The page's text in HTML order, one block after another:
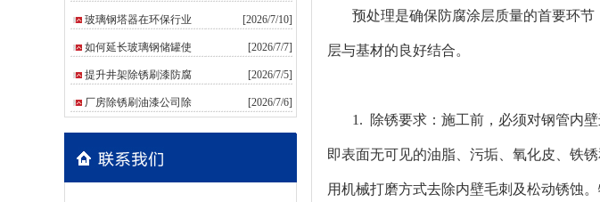
玻璃钢塔器在环保行业 [2026/7/10]
如何延长玻璃钢储罐使 [2026/7/7]
提升井架除锈刷漆防腐 [2026/7/5]
厂房除锈刷油漆公司除 [2026/7/6]
预处理是确保防腐涂层质量的首要环
层与基材的良好结合。
1. 除锈要求：施工前，必须对钢管内
即表面无可见的油脂、污垢、氧化皮、铁
用机械打磨方式去除内壁毛刺及松动锈蚀